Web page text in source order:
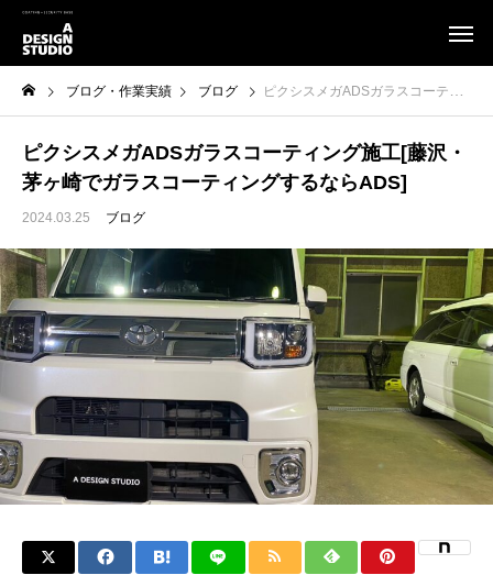
ブログ・作業実績 ブログ ピクシスメガADSガラスコーティング施工[藤沢・茅ヶ崎でガラスコーティングするならADS]
ピクシスメガADSガラスコーティング施工[藤沢・
茅ヶ崎でガラスコーティングするならADS]
2024.03.25 ブログ